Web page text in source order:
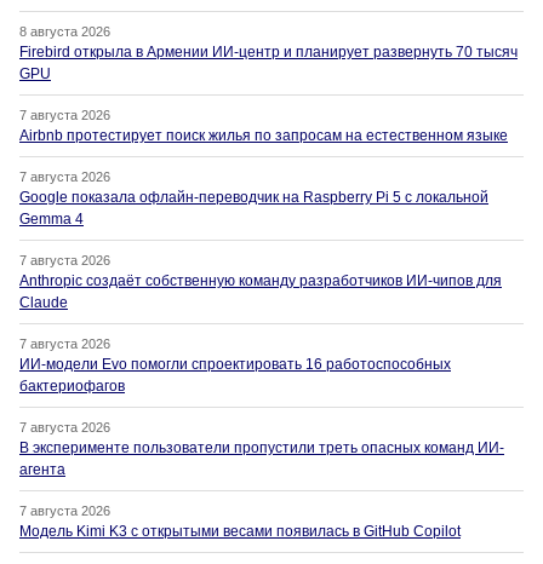
8 августа 2026
Firebird открыла в Армении ИИ-центр и планирует развернуть 70 тысяч
GPU
7 августа 2026
Airbnb протестирует поиск жилья по запросам на естественном языке
7 августа 2026
Google показала офлайн-переводчик на Raspberry Pi 5 с локальной
Gemma 4
7 августа 2026
Anthropic создаёт собственную команду разработчиков ИИ-чипов для
Claude
7 августа 2026
ИИ-модели Evo помогли спроектировать 16 работоспособных
бактериофагов
7 августа 2026
В эксперименте пользователи пропустили треть опасных команд ИИ-
агента
7 августа 2026
Модель Kimi K3 с открытыми весами появилась в GitHub Copilot